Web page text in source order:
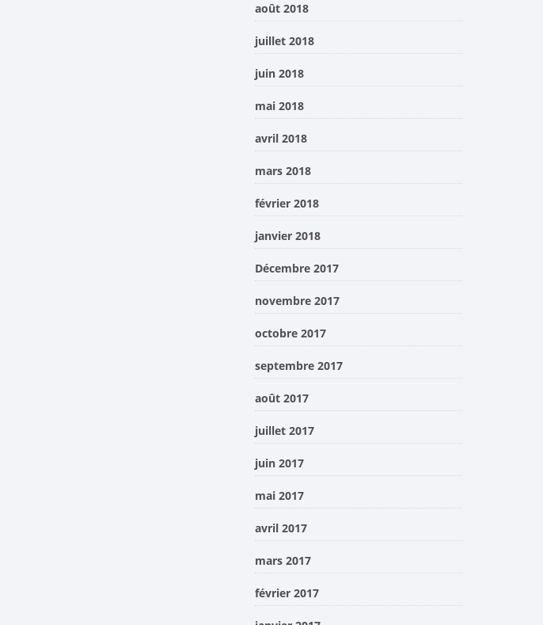
août 2018
juillet 2018
juin 2018
mai 2018
avril 2018
mars 2018
février 2018
janvier 2018
Décembre 2017
novembre 2017
octobre 2017
septembre 2017
août 2017
juillet 2017
juin 2017
mai 2017
avril 2017
mars 2017
février 2017